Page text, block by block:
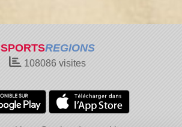
SPORTSREGIONS
108086 visites